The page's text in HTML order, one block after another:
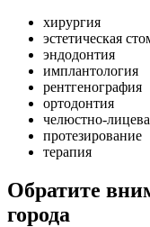
хирургия
эстетическая
эндодонтия
имплантология
рентгенография
ортодонтия
челюстно-
протезирование
терапия
Обратите
города